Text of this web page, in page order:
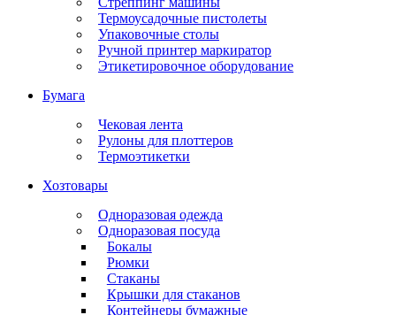
Термоусадочные пистолеты
Упаковочные столы
Ручной принтер маркиратор
Этикетировочное оборудование
Бумага
Чековая лента
Рулоны для плоттеров
Термоэтикетки
Хозтовары
Одноразовая одежда
Одноразовая посуда
Бокалы
Рюмки
Стаканы
Крышки для стаканов
Контейнеры бумажные